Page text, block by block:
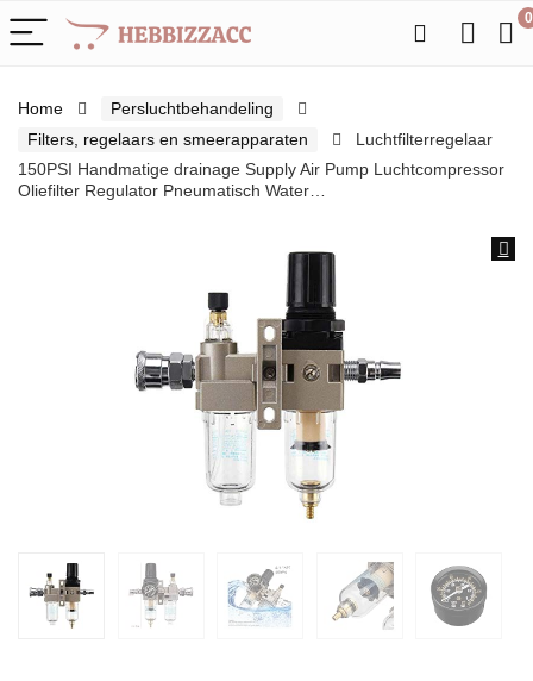
0
Home
Persluchtbehandeling
Filters, regelaars en smeerapparaten
Luchtfilterregelaar
150PSI Handmatige drainage Supply Air Pump Luchtcompressor
Oliefilter Regulator Pneumatisch Water…